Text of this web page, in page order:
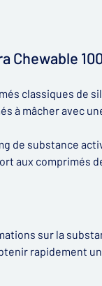
Chewable
classiques
à mâcher avec
de substance
aux comprimés
sur la
rapidement